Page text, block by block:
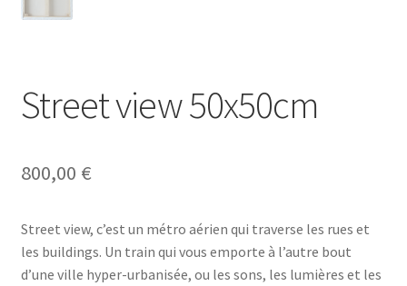
Street view 50x50cm
800,00 €
Street view, c’est un métro aérien qui traverse les rues et
les buildings. Un train qui vous emporte à l’autre bout
d’une ville hyper-urbanisée, ou les sons, les lumières et les